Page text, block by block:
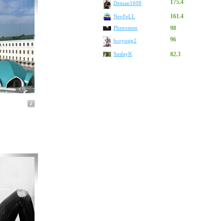
Deman1608 175.4
NevFeLL 161.4
Phenomen 98
boryusig2 96
SuslayK 82.3